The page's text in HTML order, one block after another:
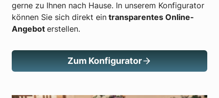
gerne zu Ihnen nach Hause. In unserem Konfigurator
können Sie sich direkt ein transparentes Online-
Angebot erstellen.
Zum Konfigurator